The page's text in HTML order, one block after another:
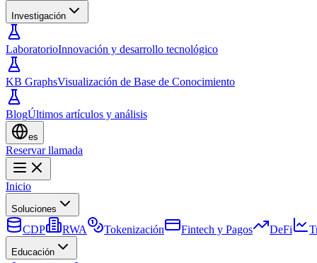
Investigación
LaboratorioInnovación y desarrollo tecnológico
KB GraphsVisualización de Base de Conocimiento
BlogÚltimos artículos y análisis
es
Reservar llamada
Inicio
Soluciones
CDP RWA Tokenización Fintech y Pagos DeFi
Educación